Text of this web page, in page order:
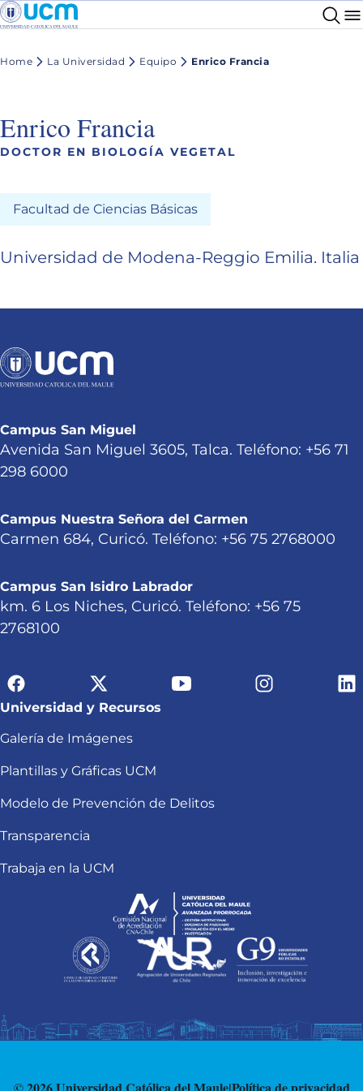
Home La Universidad Equipo Enrico Francia
Enrico Francia
DOCTOR EN BIOLOGÍA VEGETAL
Facultad de Ciencias Básicas
Universidad de Modena-Reggio Emilia. Italia
Campus San Miguel
Avenida San Miguel 3605, Talca. Teléfono: +56 71
298 6000
Campus Nuestra Señora del Carmen
Carmen 684, Curicó. Teléfono: +56 75 2768000
Campus San Isidro Labrador
km. 6 Los Niches, Curicó. Teléfono: +56 75
2768100
Universidad y Recursos
Galería de Imágenes
Plantillas y Gráficas UCM
Modelo de Prevención de Delitos
Transparencia
Trabaja en la UCM
© 2026 Universidad Católica del Maule|Política de privacidad